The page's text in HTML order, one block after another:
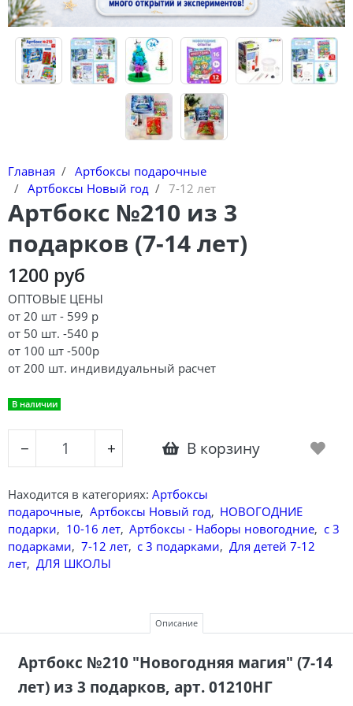
Главная
Артбоксы подарочные
Артбоксы Новый год
7-12 лет
Артбокс №210 из 3
подарков (7-14 лет)
1200 руб
ОПТОВЫЕ ЦЕНЫ
от 20 шт - 599 р
от 50 шт. -540 р
от 100 шт -500р
от 200 шт. индивидуальный расчет
В наличии
− + В корзину
Находится в категориях: Артбоксы
подарочные, Артбоксы Новый год, НОВОГОДНИЕ
подарки, 10-16 лет, Артбоксы - Наборы новогодние, с 3
подарками, 7-12 лет, с 3 подарками, Для детей 7-12
лет, ДЛЯ ШКОЛЫ
Описание
Артбокс №210 "Новогодняя магия" (7-14
лет)из 3 подарков, арт. 01210НГ